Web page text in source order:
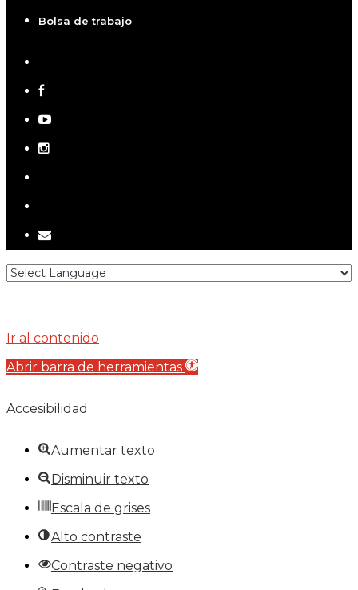
Bolsa de trabajo
twitter
facebook
youtube
instagram
email
Ir al contenido
Abrir barra de herramientas
Accesibilidad
Aumentar texto
Disminuir texto
Escala de grises
Alto contraste
Contraste negativo